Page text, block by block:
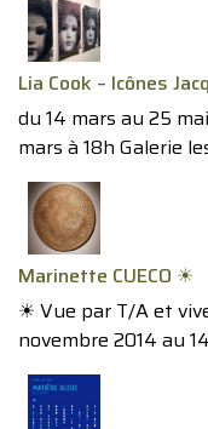
Lia Cook – Icônes
du 14 mars au 25
mars à 18h Galerie
Marinette CUECO ☀︎
☀︎ Vue par T/A et
novembre 2014 au